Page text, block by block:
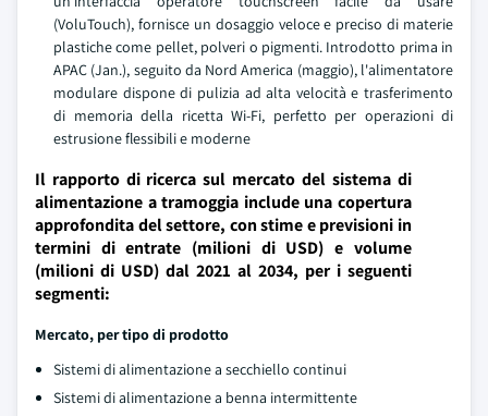
(VoluTouch), fornisce un dosaggio veloce e preciso di materie
plastiche come pellet, polveri o pigmenti. Introdotto prima in
APAC (Jan.), seguito da Nord America (maggio), l'alimentatore
modulare dispone di pulizia ad alta velocità e trasferimento
di memoria della ricetta Wi-Fi, perfetto per operazioni di
estrusione flessibili e moderne
Il rapporto di ricerca sul mercato del sistema di
alimentazione a tramoggia include una copertura
approfondita del settore, con stime e previsioni in
termini di entrate (milioni di USD) e volume
(milioni di USD) dal 2021 al 2034, per i seguenti
segmenti:
Mercato, per tipo di prodotto
Sistemi di alimentazione a secchiello continui
Sistemi di alimentazione a benna intermittente